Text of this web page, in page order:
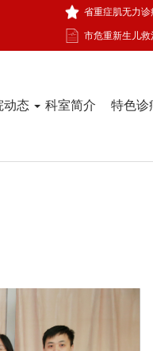
省重症肌无力诊
市危重新生儿救
动态 科室简介 特色诊